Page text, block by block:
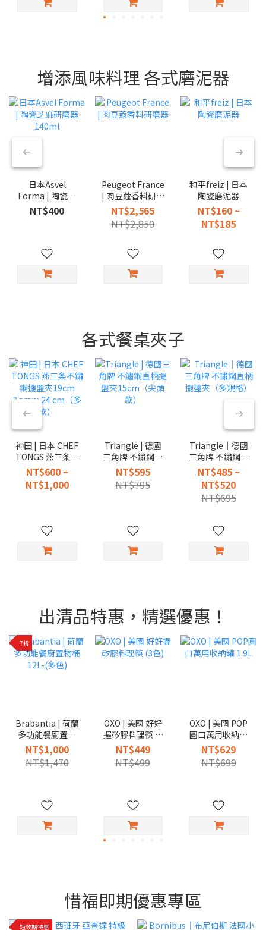
增添風味料理 各式磨泥器
日本Asvel
Forma | 陶瓷芝
麻研磨器 140ml
NT$400
Peugeot France
| 肉豆蔻香料研磨
器
NT$2,565
NT$2,850
和平freiz | 日本
陶瓷磨泥器
NT$160 ~
NT$185
各式餐桌夾子
神田 | 日本 CHEF
TONGS 燕三条不
鏽鋼擺盤夾19cm
& 24 cm（多
款）
NT$600 ~
NT$1,000
Triangle | 德國
三角牌 不鏽鋼直
柄擺盤夾
15cm（尖頭款）
NT$595
NT$795
Triangle｜德國
三角牌 不鏽鋼直
柄擺盤夾（多規
格）
NT$485 ~
NT$520
NT$695
出清品特惠，精選優惠！
7折
Brabantia | 荷蘭
多功能餐廚置物
桶12L-(多色)
NT$1,000
NT$1,470
OXO | 美國 好好
握矽膠料理筷 (3
色)
NT$449
NT$499
OXO | 美國 POP
圓口萬用收納罐
1.9L
NT$629
NT$699
惜福即期優惠專區
短效期特惠